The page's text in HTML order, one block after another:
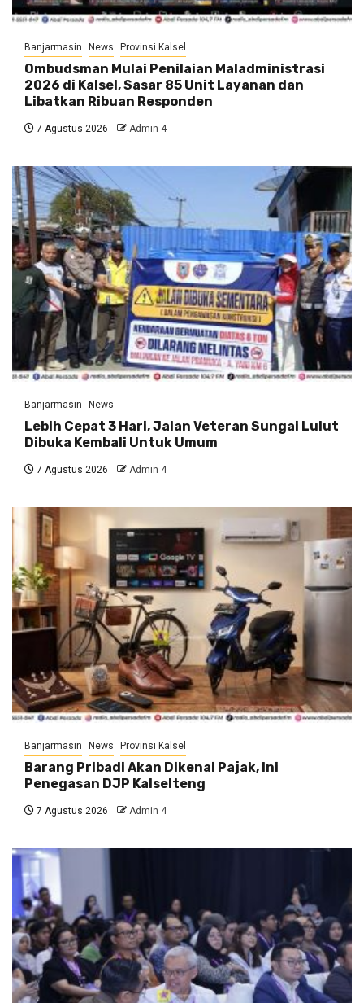
Banjarmasin News Provinsi Kalsel
Ombudsman Mulai Penilaian Maladministrasi
2026 di Kalsel, Sasar 85 Unit Layanan dan
Libatkan Ribuan Responden
7 Agustus 2026 Admin 4
Banjarmasin News
Lebih Cepat 3 Hari, Jalan Veteran Sungai Lulut
Dibuka Kembali Untuk Umum
7 Agustus 2026 Admin 4
Banjarmasin News Provinsi Kalsel
Barang Pribadi Akan Dikenai Pajak, Ini
Penegasan DJP Kalselteng
7 Agustus 2026 Admin 4